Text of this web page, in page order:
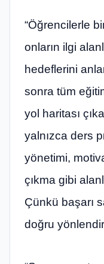
“Öğrencilerle
onların ilgi
hedeflerini
sonra tüm
yol haritası
yalnızca ders
yönetimi,
çıkma gibi
Çünkü başarı
doğru